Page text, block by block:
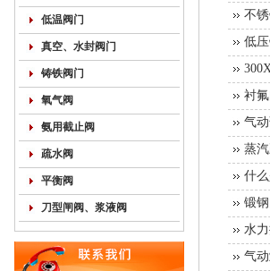
低温阀门
真空、水封阀门
铸铁阀门
氧气阀
氨用截止阀
疏水阀
平衡阀
刀型闸阀、浆液阀
不
低
衬
气
蒸
什
锻
水
气